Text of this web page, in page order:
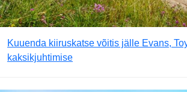
Kuuenda kiiruskatse võitis jälle Evans,
kaksikjuhtimise